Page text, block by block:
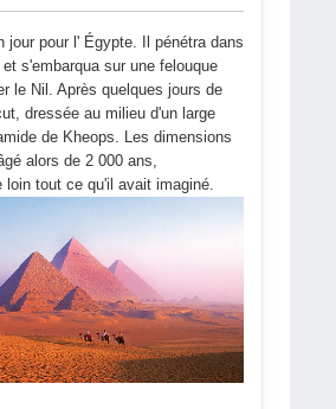
jour pour l' Égypte. Il pénétra dans
s'embarqua sur une felouque
le Nil. Après quelques jours de
dressée au milieu d'un large
de Kheops. Les dimensions
alors de 2 000 ans,
loin tout ce qu'il avait imaginé.